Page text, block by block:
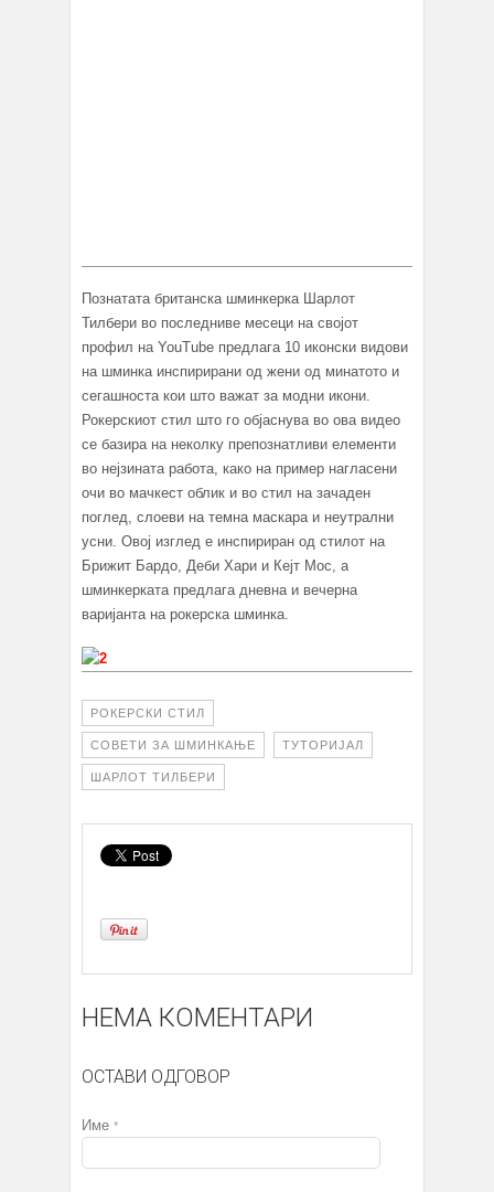
Познатата британска шминкерка Шарлот
Тилбери во последниве месеци на својот
профил на YouTube предлага 10 иконски видови
на шминка инспирирани од жени од минатото и
сегашноста кои што важат за модни икони.
Рокерскиот стил што го објаснува во ова видео
се базира на неколку препознатливи елементи
во нејзината работа, како на пример нагласени
очи во мачкест облик и во стил на зачаден
поглед, слоеви на темна маскара и неутрални
усни. Овој изглед е инспириран од стилот на
Брижит Бардо, Деби Хари и Кејт Мос, a
шминкерката предлага дневна и вечерна
варијанта на рокерска шминка.
РОКЕРСКИ СТИЛ
СОВЕТИ ЗА ШМИНКАЊЕ ТУТОРИЈАЛ
ШАРЛОТ ТИЛБЕРИ
НЕМА КОМЕНТАРИ
ОСТАВИ ОДГОВОР
Име *